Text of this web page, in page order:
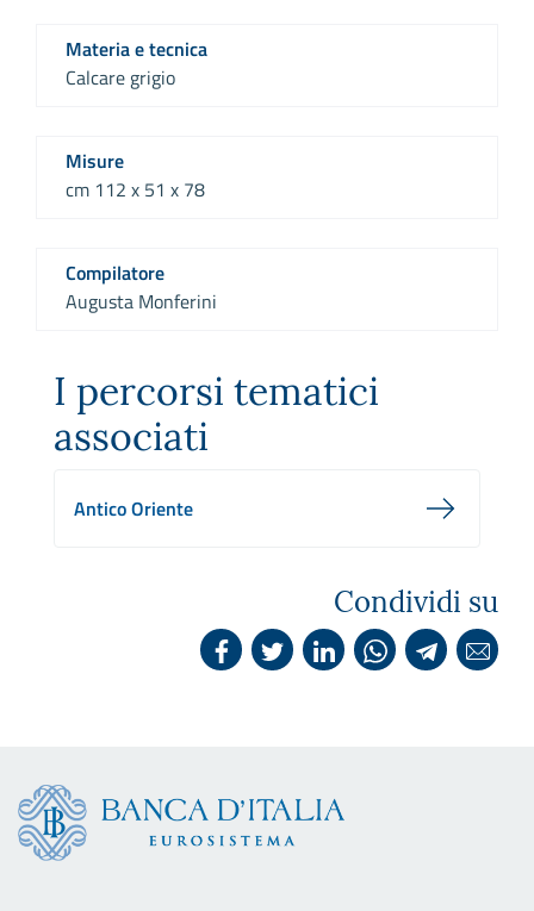
Materia e tecnica
Calcare grigio
Misure
cm 112 x 51 x 78
Compilatore
Augusta Monferini
I percorsi tematici
associati
Antico Oriente
Condividi su